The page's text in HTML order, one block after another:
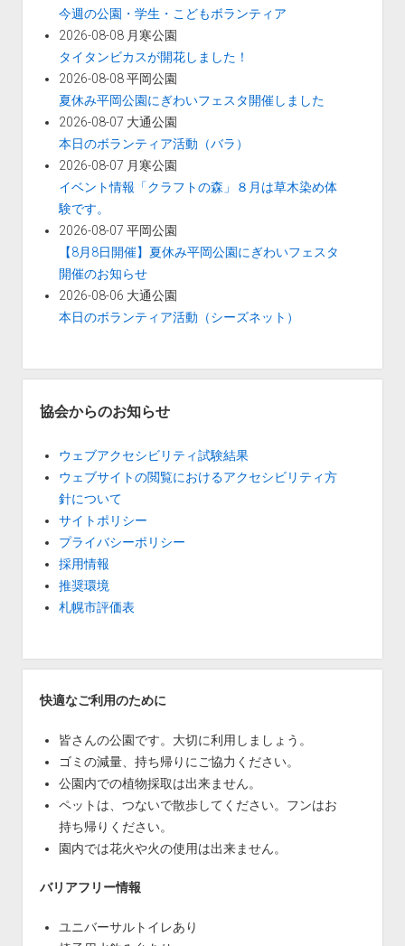
今週の公園・学生・こどもボランティア
2026-08-08 月寒公園
タイタンビカスが開花しました！
2026-08-08 平岡公園
夏休み平岡公園にぎわいフェスタ開催しました
2026-08-07 大通公園
本日のボランティア活動（バラ）
2026-08-07 月寒公園
イベント情報「クラフトの森」８月は草木染め体
験です。
2026-08-07 平岡公園
【8月8日開催】夏休み平岡公園にぎわいフェスタ
開催のお知らせ
2026-08-06 大通公園
本日のボランティア活動（シーズネット）
協会からのお知らせ
ウェブアクセシビリティ試験結果
ウェブサイトの閲覧におけるアクセシビリティ方
針について
サイトポリシー
プライバシーポリシー
採用情報
推奨環境
札幌市評価表
快適なご利用のために
皆さんの公園です。大切に利用しましょう。
ゴミの減量、持ち帰りにご協力ください。
公園内での植物採取は出来ません。
ペットは、つないで散歩してください。フンはお
持ち帰りください。
園内では花火や火の使用は出来ません。
バリアフリー情報
ユニバーサルトイレあり